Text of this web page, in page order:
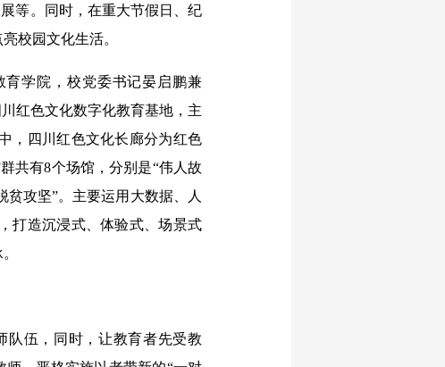
等。同时，在重大节假日、纪
校园文化生活。
学院，校党委书记晏启鹏兼
红色文化数字化教育基地，主
，四川红色文化长廊分为红色
共有8个场馆，分别是“伟人故
贫攻坚”。主要运用大数据、人
打造沉浸式、体验式、场景式
伍，同时，让教育者先受教